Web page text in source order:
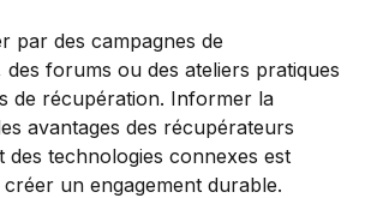
par des campagnes de
forums ou des ateliers pratiques
de récupération. Informer la
avantages des récupérateurs
des technologies connexes est
un engagement durable.